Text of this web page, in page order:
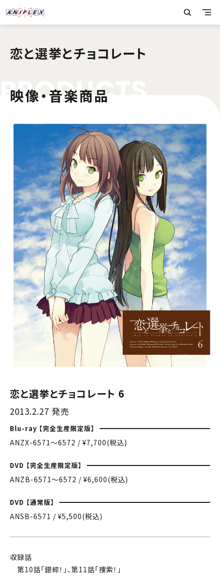
恋と選挙とチョコレート
PRODUC
映像・音楽商品
恋と選挙とチョコレート 6
2013.2.27 発売
Blu-ray 【完全生産限定版】
ANZX-6571〜6572 / ¥7,700(税込)
DVD 【完全生産限定版】
ANZB-6571〜6572 / ¥6,600(税込)
DVD 【通常版】
ANSB-6571 / ¥5,500(税込)
収録話
第10話「錯綜！」、第11話「捜索！」